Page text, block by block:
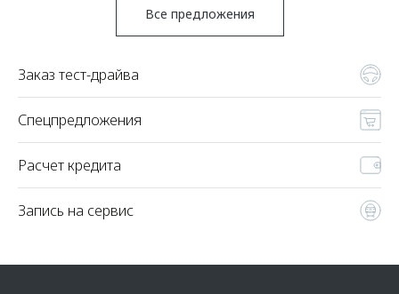
Все предложения
Заказ тест-драйва
Спецпредложения
Расчет кредита
Запись на сервис